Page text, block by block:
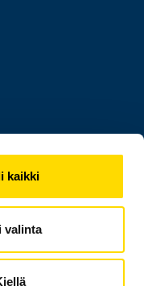
kaikki
valinta